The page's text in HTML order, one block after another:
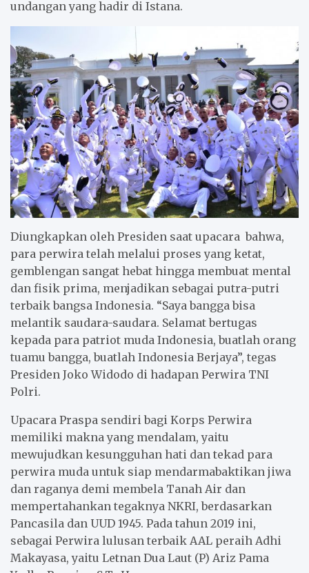
undangan yang hadir di Istana.
Diungkapkan oleh Presiden saat upacara bahwa,
para perwira telah melalui proses yang ketat,
gemblengan sangat hebat hingga membuat mental
dan fisik prima, menjadikan sebagai putra-putri
terbaik bangsa Indonesia. “Saya bangga bisa
melantik saudara-saudara. Selamat bertugas
kepada para patriot muda Indonesia, buatlah orang
tuamu bangga, buatlah Indonesia Berjaya”, tegas
Presiden Joko Widodo di hadapan Perwira TNI
Polri.
Upacara Praspa sendiri bagi Korps Perwira
memiliki makna yang mendalam, yaitu
mewujudkan kesungguhan hati dan tekad para
perwira muda untuk siap mendarmabaktikan jiwa
dan raganya demi membela Tanah Air dan
mempertahankan tegaknya NKRI, berdasarkan
Pancasila dan UUD 1945. Pada tahun 2019 ini,
sebagai Perwira lulusan terbaik AAL peraih Adhi
Makayasa, yaitu Letnan Dua Laut (P) Ariz Pama